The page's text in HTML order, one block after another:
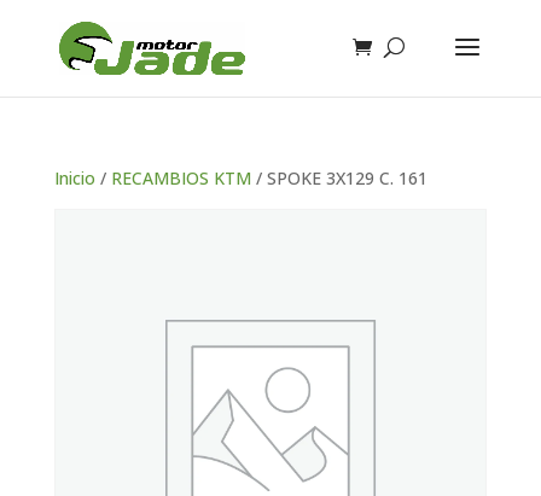
Inicio / RECAMBIOS KTM / SPOKE 3X129 C. 161